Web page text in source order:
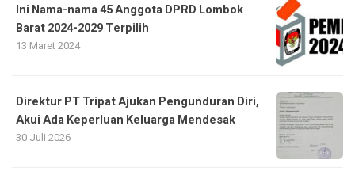
Ini Nama-nama 45 Anggota DPRD Lombok
Barat 2024-2029 Terpilih
13 Maret 2024
Direktur PT Tripat Ajukan Pengunduran Diri,
Akui Ada Keperluan Keluarga Mendesak
30 Juli 2026